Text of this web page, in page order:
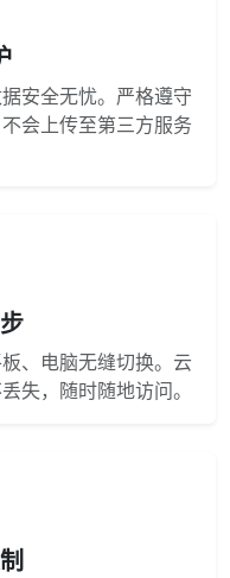
安全无忧。严格遵守
会上传至第三方服务
、电脑无缝切换。云
失，随时随地访问。